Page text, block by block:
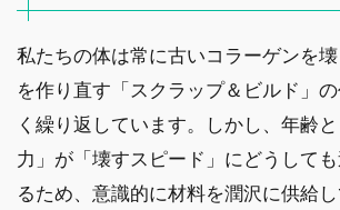
私たちの体は常に古いコラーゲンを
を作り直す「スクラップ＆ビルド」
く繰り返しています。しかし、年齢
力」が「壊すスピード」にどうして
るため、意識的に材料を潤沢に供給